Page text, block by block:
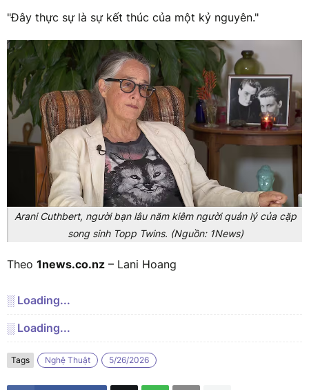
"Đây thực sự là sự kết thúc của một kỷ nguyên."
Arani Cuthbert, người bạn lâu năm kiêm người quản lý của cặp
song sinh Topp Twins. (Nguồn: 1News)
Theo 1news.co.nz – Lani Hoang
░ Loading...
░ Loading...
Tags Nghệ Thuật 5/26/2026